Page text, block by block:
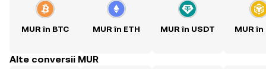
MUR în BTC MUR în ETH MUR în USDT MUR în
Alte conversii MUR